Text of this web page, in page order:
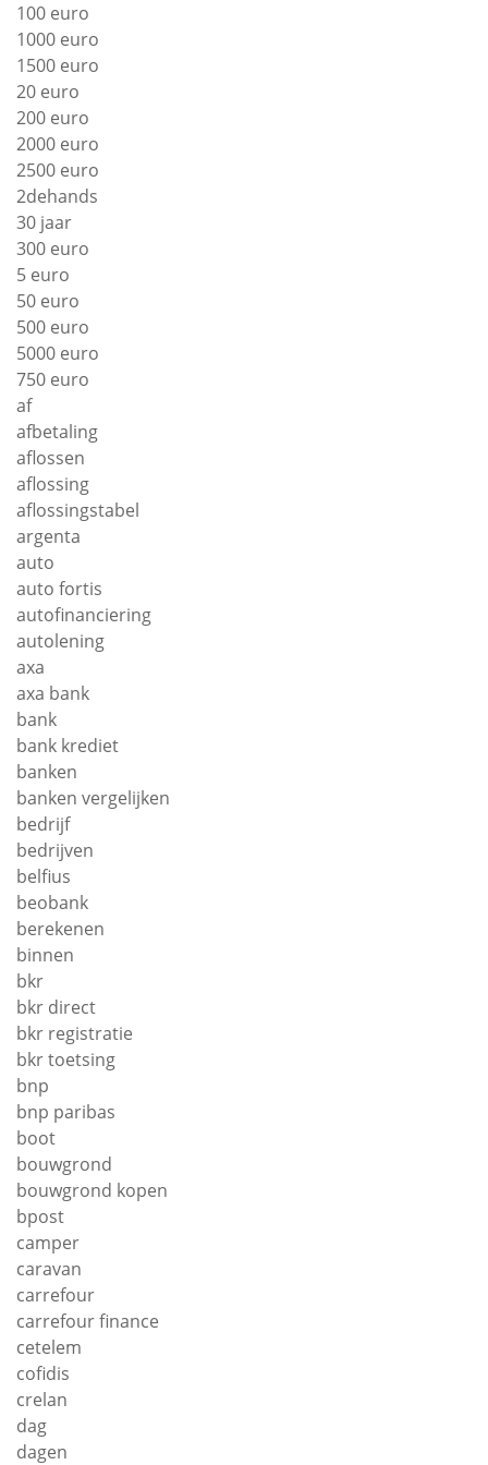
100 euro
1000 euro
1500 euro
20 euro
200 euro
2000 euro
2500 euro
2dehands
30 jaar
300 euro
5 euro
50 euro
500 euro
5000 euro
750 euro
af
afbetaling
aflossen
aflossing
aflossingstabel
argenta
auto
auto fortis
autofinanciering
autolening
axa
axa bank
bank
bank krediet
banken
banken vergelijken
bedrijf
bedrijven
belfius
beobank
berekenen
binnen
bkr
bkr direct
bkr registratie
bkr toetsing
bnp
bnp paribas
boot
bouwgrond
bouwgrond kopen
bpost
camper
caravan
carrefour
carrefour finance
cetelem
cofidis
crelan
dag
dagen